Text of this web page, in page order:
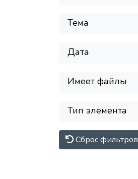
Тема
Дата
Имеет файлы
Тип элемента
Сброс фильтров